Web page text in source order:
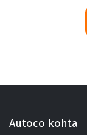
Autoco kohta